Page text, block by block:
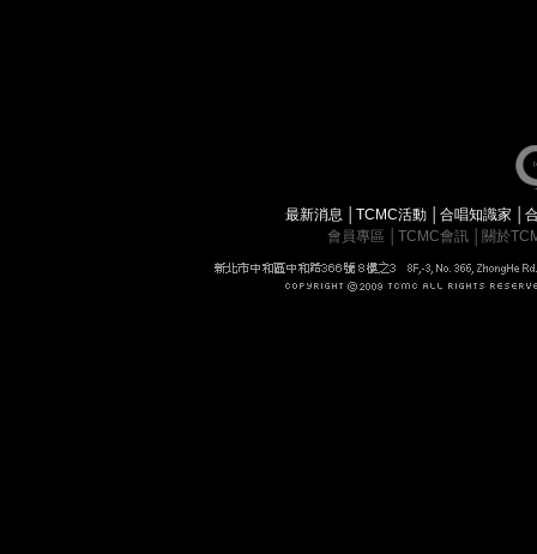
最新消息 │TCMC活動 │合唱知識家 │
會員專區
TCMC會訊 關於